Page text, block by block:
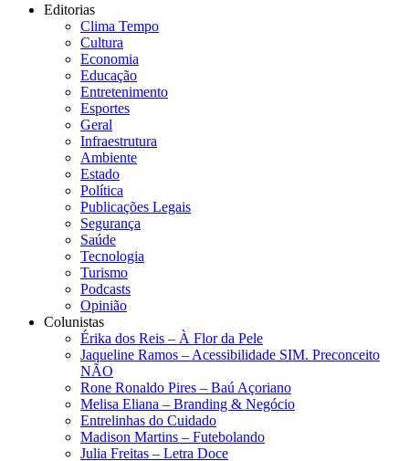
Editorias
Clima Tempo
Cultura
Economia
Educação
Entretenimento
Esportes
Geral
Infraestrutura
Ambiente
Estado
Política
Publicações Legais
Segurança
Saúde
Tecnologia
Turismo
Podcasts
Opinião
Colunistas
Érika dos Reis​ – À Flor da Pele
Jaqueline Ramos – Acessibilidade SIM. Preconceito
NÃO
Rone Ronaldo Pires – Baú Açoriano
Melisa Eliana – Branding & Negócio
Entrelinhas do Cuidado
Madison Martins – Futebolando
Julia Freitas​ – Letra Doce